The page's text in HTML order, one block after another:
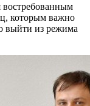
востребованным
которым важно
выйти из режима